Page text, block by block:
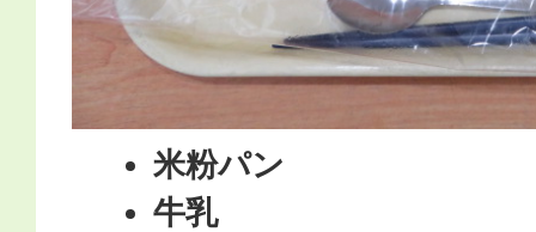
​​​​​​米粉パン
牛乳